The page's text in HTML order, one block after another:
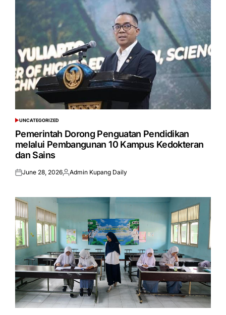
POSTED
IN
UNCATEGORIZED
Pemerintah Dorong Penguatan Pendidikan
melalui Pembangunan 10 Kampus Kedokteran
dan Sains
Posted
June 28, 2026Posted
Admin Kupang Daily